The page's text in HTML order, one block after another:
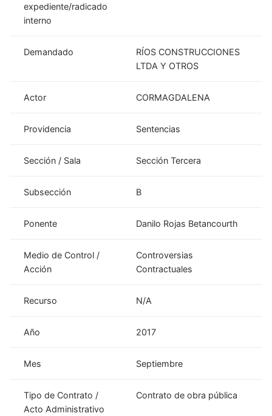
expediente/radicado
interno
Demandado
RÍOS CONSTRUCCIONES
LTDA Y OTROS
Actor CORMAGDALENA
Providencia Sentencias
Sección / Sala Sección Tercera
Subsección B
Ponente Danilo Rojas Betancourth
Medio de Control /
Acción
Controversias
Contractuales
Recurso N/A
Año 2017
Mes Septiembre
Tipo de Contrato /
Acto Administrativo
Contrato de obra pública